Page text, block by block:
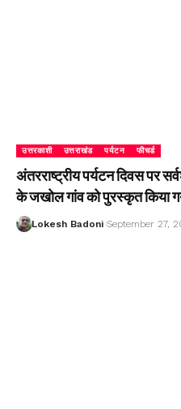
उत्तरकाशी उत्तराखंड पर्यटन फीचर्ड
अंतरराष्ट्रीय पर्यटन दिवस पर
के जखोल गांव को पुरस्कृत किया
Lokesh Badoni September 27,